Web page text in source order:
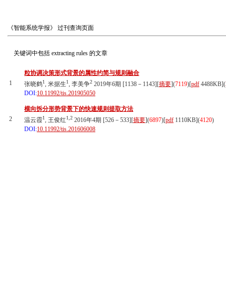
《智能系统学报》 过刊查询页面
关键词中包括 extracting rules 的文章
1
粒协调决策形式背景的属性约简与规则融合
张晓鹤1, 米据生1, 李美争2 2019年6期 [1138－1143][摘要](7119)[pdf 4488KB](
DOI:10.11992/tis.201905050
2
横向拆分形势背景下的快速规则提取方法
温云霞1, 王俊红1,2 2016年4期 [526－533][摘要](6897)[pdf 1110KB](4120)
DOI:10.11992/tis.201606008